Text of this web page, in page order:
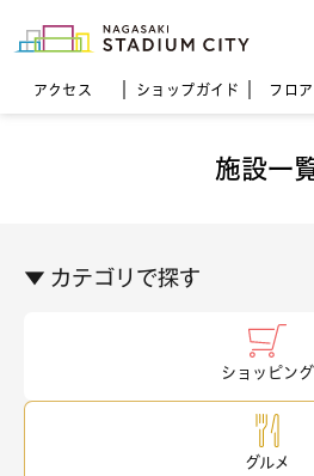
アクセス ショップガイド フロア
施設一
▼ カテゴリで探す
ショッピング
グルメ